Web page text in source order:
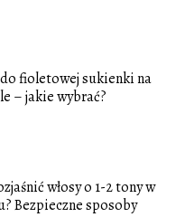
fioletowej sukienki na
– jakie wybrać?
włosy o 1-2 tony w
Bezpieczne sposoby